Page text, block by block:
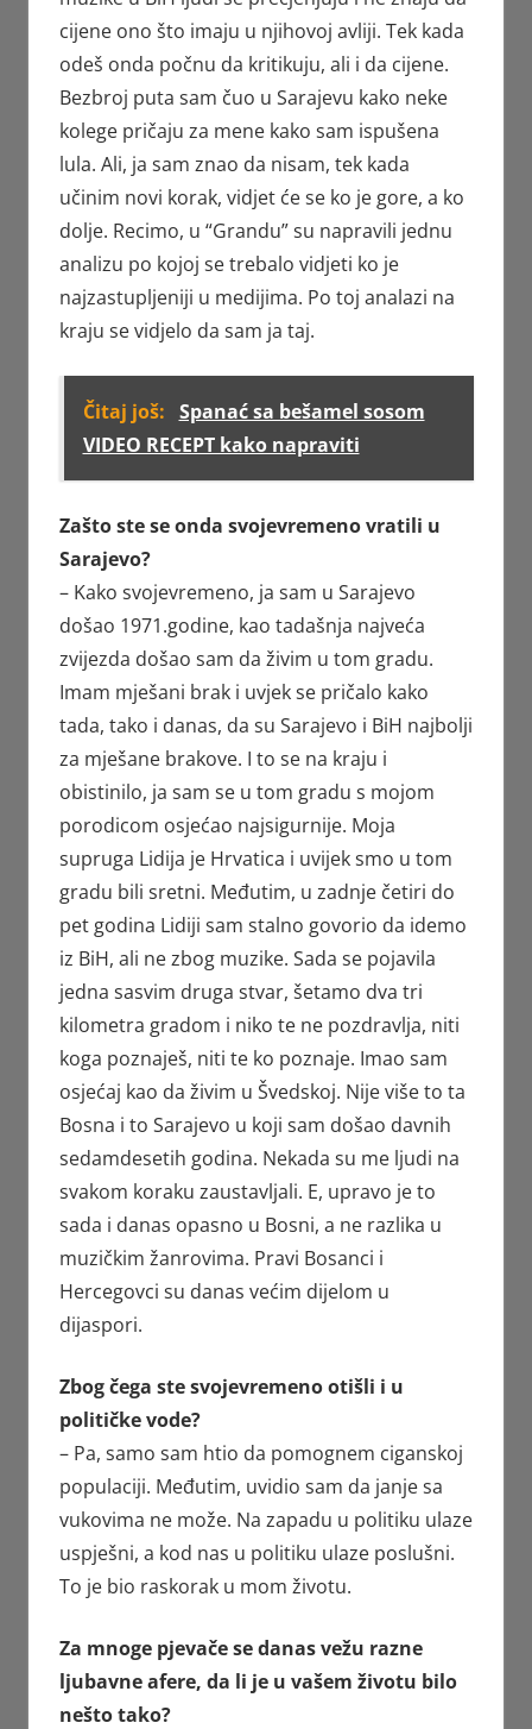
cijene ono što imaju u njihovoj avliji. Tek kada
odeš onda počnu da kritikuju, ali i da cijene.
Bezbroj puta sam čuo u Sarajevu kako neke
kolege pričaju za mene kako sam ispušena
lula. Ali, ja sam znao da nisam, tek kada
učinim novi korak, vidjet će se ko je gore, a ko
dolje. Recimo, u “Grandu” su napravili jednu
analizu po kojoj se trebalo vidjeti ko je
najzastupljeniji u medijima. Po toj analazi na
kraju se vidjelo da sam ja taj.
Čitaj još: Spanać sa bešamel sosom
VIDEO RECEPT kako napraviti
Zašto ste se onda svojevremeno vratili u
Sarajevo?
– Kako svojevremeno, ja sam u Sarajevo
došao 1971.godine, kao tadašnja najveća
zvijezda došao sam da živim u tom gradu.
Imam mješani brak i uvjek se pričalo kako
tada, tako i danas, da su Sarajevo i BiH najbolji
za mješane brakove. I to se na kraju i
obistinilo, ja sam se u tom gradu s mojom
porodicom osjećao najsigurnije. Moja
supruga Lidija je Hrvatica i uvijek smo u tom
gradu bili sretni. Međutim, u zadnje četiri do
pet godina Lidiji sam stalno govorio da idemo
iz BiH, ali ne zbog muzike. Sada se pojavila
jedna sasvim druga stvar, šetamo dva tri
kilometra gradom i niko te ne pozdravlja, niti
koga poznaješ, niti te ko poznaje. Imao sam
osjećaj kao da živim u Švedskoj. Nije više to ta
Bosna i to Sarajevo u koji sam došao davnih
sedamdesetih godina. Nekada su me ljudi na
svakom koraku zaustavljali. E, upravo je to
sada i danas opasno u Bosni, a ne razlika u
muzičkim žanrovima. Pravi Bosanci i
Hercegovci su danas većim dijelom u
dijaspori.
Zbog čega ste svojevremeno otišli i u
političke vode?
– Pa, samo sam htio da pomognem ciganskoj
populaciji. Međutim, uvidio sam da janje sa
vukovima ne može. Na zapadu u politiku ulaze
uspješni, a kod nas u politiku ulaze poslušni.
To je bio raskorak u mom životu.
Za mnoge pjevače se danas vežu razne
ljubavne afere, da li je u vašem životu bilo
nešto tako?